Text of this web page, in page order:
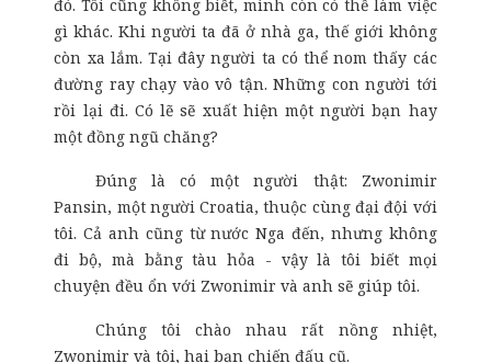
đó. Tôi cũng không biết, mình còn có thể làm việc
gì khác. Khi người ta đã ở nhà ga, thế giới không
còn xa lắm. Tại đây người ta có thể nom thấy các
đường ray chạy vào vô tận. Những con người tới
rồi lại đi. Có lẽ sẽ xuất hiện một người bạn hay
một đồng ngũ chăng?
Đúng là có một người thật: Zwonimir
Pansin, một người Croatia, thuộc cùng đại đội với
tôi. Cả anh cũng từ nước Nga đến, nhưng không
đi bộ, mà bằng tàu hỏa - vậy là tôi biết mọi
chuyện đều ổn với Zwonimir và anh sẽ giúp tôi.
Chúng tôi chào nhau rất nồng nhiệt,
Zwonimir và tôi, hai bạn chiến đấu cũ.